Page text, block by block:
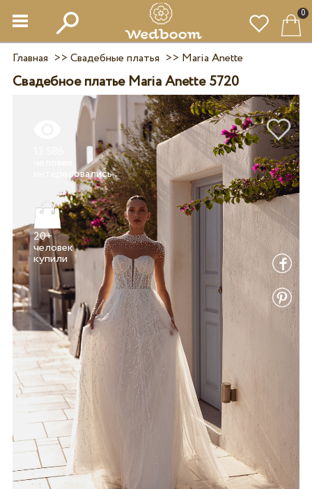
0
Главная >> Свадебные платья >> Maria Anette
Свадебное платье Maria Anette 5720
интересовались
20+
человек